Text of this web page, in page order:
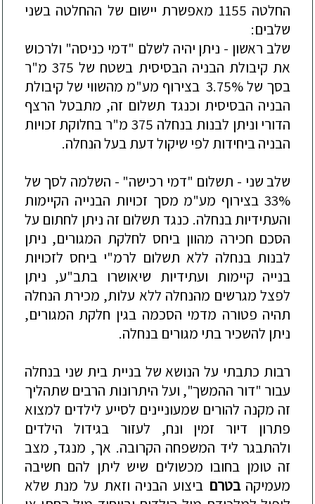
החלטה 1155 מאפשרת יישום של ההחלטה בשני
שלבים:
שלב ראשון - ניתן יהיה לשלם "דמי כניסה" ולרכוש
את קיבולת הבניה הבסיסית בשטח של 375 מ
"ר
בסך של 3.75%
בצירוף מע"מ מהשווי של קיבולת
הבניה הבסיסית וכנגד תשלום זה, מתבטל הרצף
הדורי וניתן לבנות בנחלה 375 מ"ר בחלוקת זכויות
הבניה ביחידות לפי שיקול דעת בעל הנחלה.
שלב שני - תשלום "דמי רכישה" - השלמה לסך של
33% בצירוף מע"מ מסך זכויות הבנייה הקיימות
והעתידיות בנחלה. כנגד תשלום זה ניתן לחתום על
הסכם חכירה מהוון ביחס לחלקת המגורים, ניתן
לבנות בנחלה ללא תשלום לרמ"י ביחס לזכויות
בנייה קיימות ועתידיות שיאושרו בתב"ע, ניתן
לפצל מגרשים מהנחלה ללא עלות, מכירת הנחלה
תהיה פטורה מדמי הסכמה בגין חלקת המגורים,
ניתן להשכיר בתי מגורים בנחלה.
רבות כתבתי על הנושא של בניית בית שני בנחלה
עבור "דור ההמשך", ועל היתרונות הרבים שתהליך
זה מקנה להורים שמעוניינים לסייע לילדים למצוא
פתרון דיור זמין ונח, לעזור בגידול הילדים
ולהתבגר ליד המשפחה הקרובה. אך, מנגד, מצב
זה טומן בחובו מכשולים שיש ליתן להם חשיבה
מעמיקהבטרם ביצוע הבניה וזאת על מנת שלא